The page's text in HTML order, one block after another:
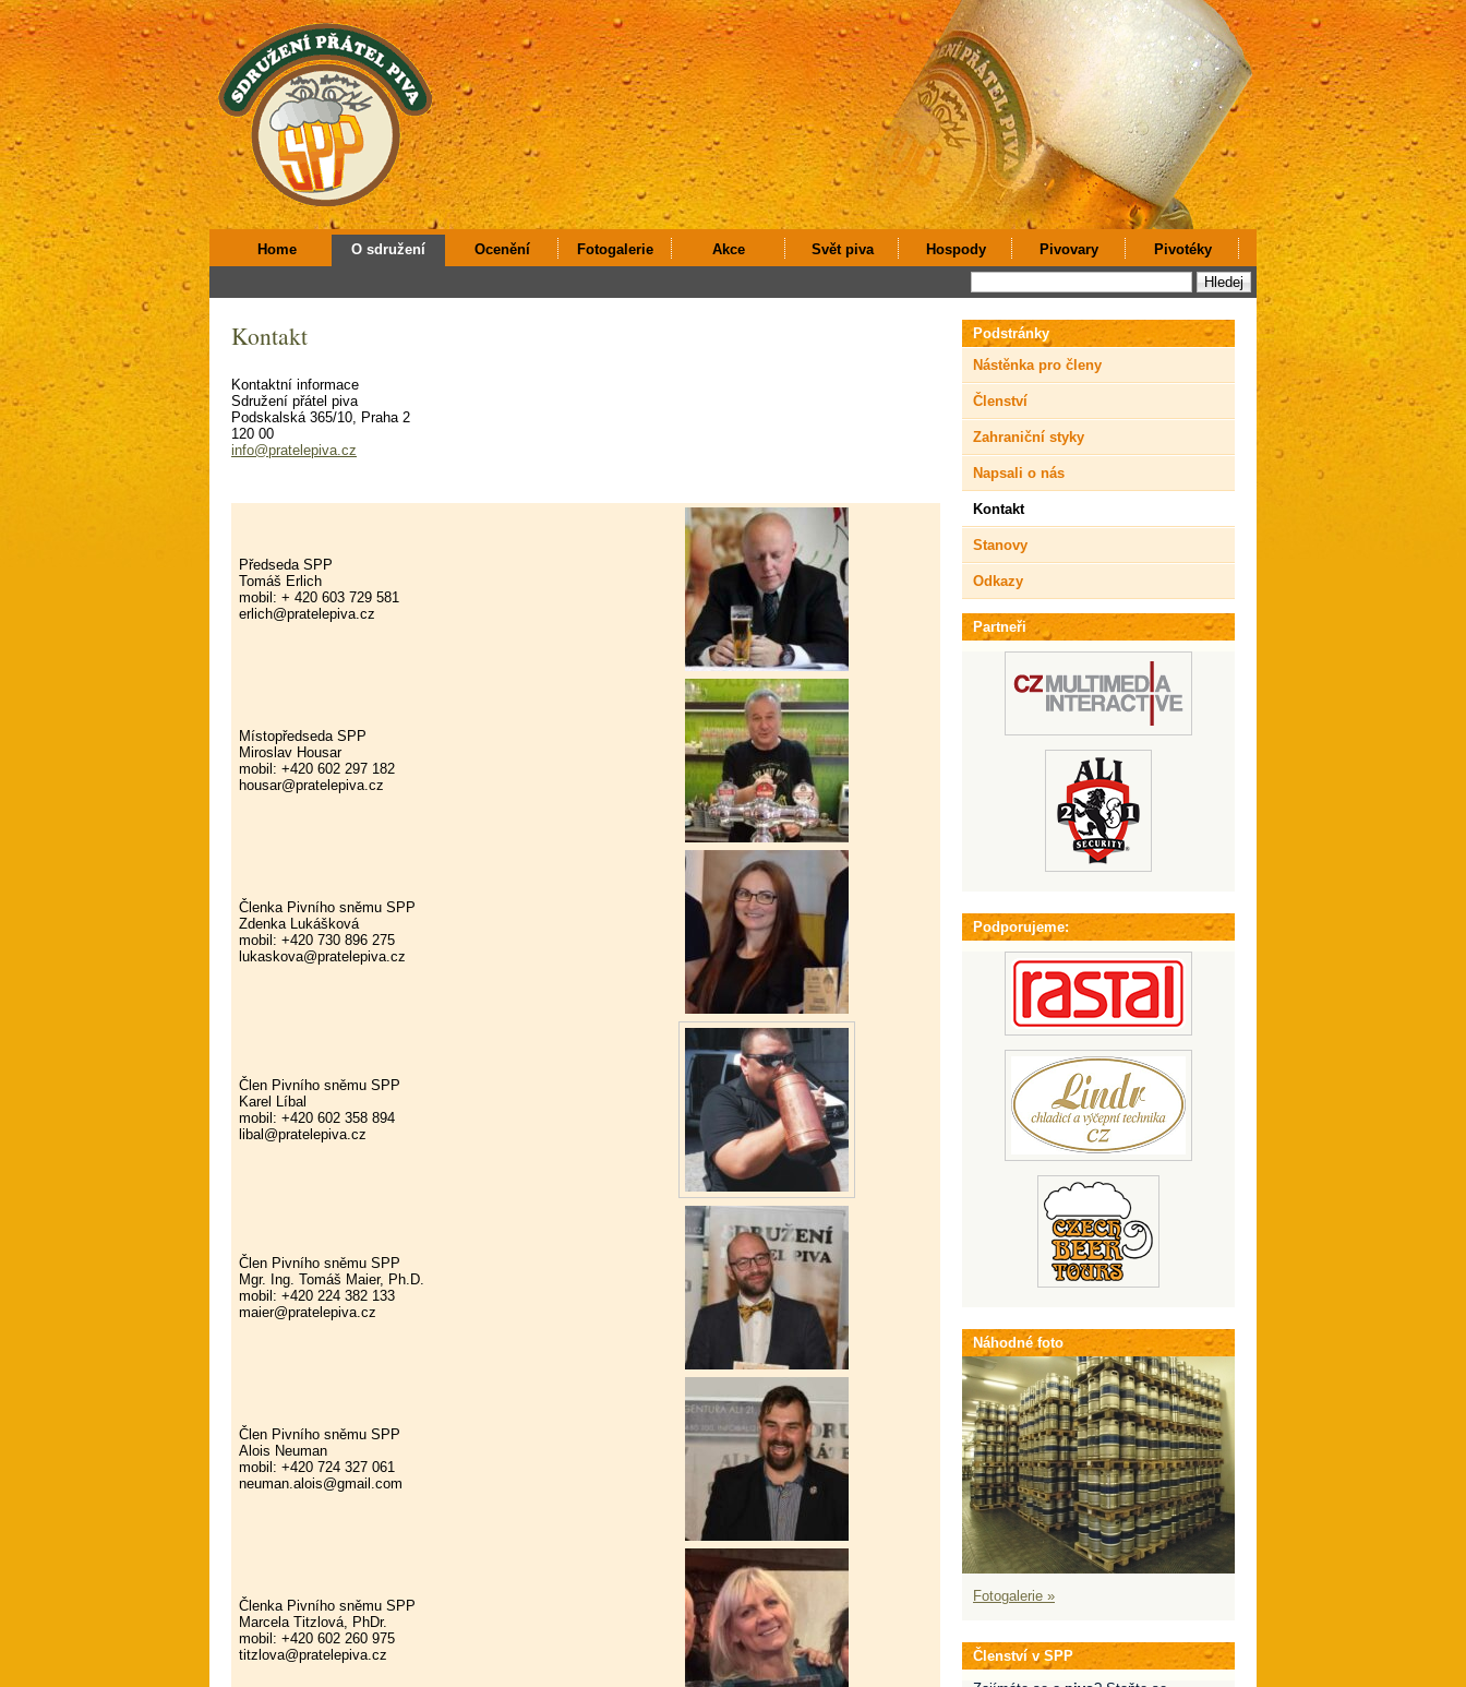
Home O sdružení Ocenění Fotogalerie Akce Svět piva Hospody Pivovary Pivotéky
Kontakt
Kontaktní informace
Sdružení přátel piva
Podskalská 365/10, Praha 2
120 00
info@pratelepiva.cz
Předseda SPP
Tomáš Erlich
mobil: + 420 603 729 581
erlich@pratelepiva.cz
Místopředseda SPP
Miroslav Housar
mobil: +420 602 297 182
housar@pratelepiva.cz
Členka Pivního sněmu SPP
Zdenka Lukášková
mobil: +420 730 896 275
lukaskova@pratelepiva.cz
Člen Pivního sněmu SPP
Karel Líbal
mobil: +420 602 358 894
libal@pratelepiva.cz
Člen Pivního sněmu SPP
Mgr. Ing. Tomáš Maier, Ph.D.
mobil: +420 224 382 133
maier@pratelepiva.cz
Člen Pivního sněmu SPP
Alois Neuman
mobil: +420 724 327 061
neuman.alois@gmail.com
Členka Pivního sněmu SPP
Marcela Titzlová, PhDr.
mobil: +420 602 260 975
titzlova@pratelepiva.cz
Podstránky
Nástěnka pro členy
Členství
Zahraniční styky
Napsali o nás
Kontakt
Stanovy
Odkazy
Partneři
Podporujeme:
Náhodné foto
Fotogalerie »
Členství v SPP